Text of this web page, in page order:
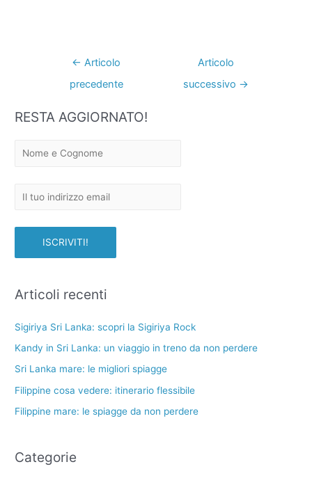
← Articolo
precedente
Articolo
successivo →
RESTA AGGIORNATO!
Articoli recenti
Sigiriya Sri Lanka: scopri la Sigiriya Rock
Kandy in Sri Lanka: un viaggio in treno da non perdere
Sri Lanka mare: le migliori spiagge
Filippine cosa vedere: itinerario flessibile
Filippine mare: le spiagge da non perdere
Categorie